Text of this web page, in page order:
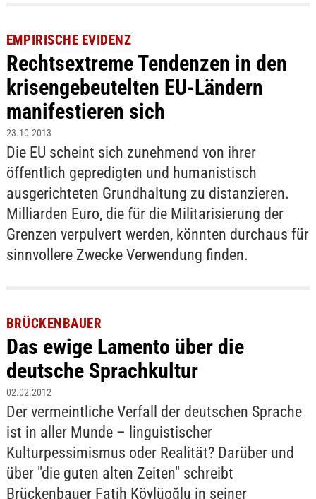
EMPIRISCHE EVIDENZ
Rechtsextreme Tendenzen in den
krisengebeutelten EU-Ländern
manifestieren sich
23.10.2013
Die EU scheint sich zunehmend von ihrer
öffentlich gepredigten und humanistisch
ausgerichteten Grundhaltung zu distanzieren.
Milliarden Euro, die für die Militarisierung der
Grenzen verpulvert werden, könnten durchaus für
sinnvollere Zwecke Verwendung finden.
BRÜCKENBAUER
Das ewige Lamento über die
deutsche Sprachkultur
02.02.2012
Der vermeintliche Verfall der deutschen Sprache
ist in aller Munde – linguistischer
Kulturpessimismus oder Realität? Darüber und
über "die guten alten Zeiten" schreibt
Brückenbauer Fatih Köylüoğlu in seiner